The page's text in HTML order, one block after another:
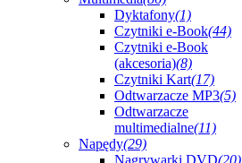
Dyktafony(1)
Czytniki e-Book(44)
Czytniki e-Book
(akcesoria)(8)
Czytniki Kart(17)
Odtwarzacze MP3(5)
Odtwarzacze
multimedialne(11)
Napędy(29)
Nagrywarki DVD(20)